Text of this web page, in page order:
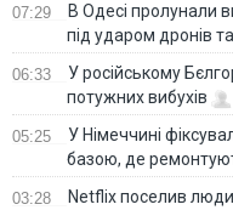
07:29
В Одесі пролунали
під ударом дронів
06:33
У російському
потужних вибухів
05:25
У Німеччині
базою, де
03:28
Netflix поселив